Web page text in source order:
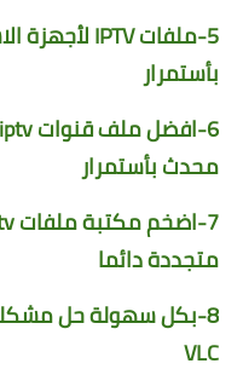
5-
بأستمرار
6-
محدث بأستمرار
7-
متجددة دائما
8-
VLC